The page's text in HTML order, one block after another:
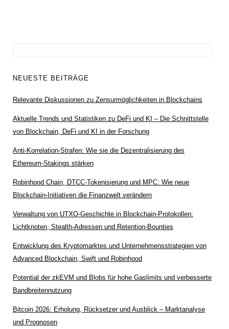
NEUESTE BEITRÄGE
Relevante Diskussionen zu Zensurmöglichkeiten in Blockchains
Aktuelle Trends und Statistiken zu DeFi und KI – Die Schnittstelle
von Blockchain, DeFi und KI in der Forschung
Anti-Korrelation-Strafen: Wie sie die Dezentralisierung des
Ethereum-Stakings stärken
Robinhood Chain, DTCC-Tokenisierung und MPC: Wie neue
Blockchain-Initiativen die Finanzwelt verändern
Verwaltung von UTXO-Geschichte in Blockchain-Protokollen:
Lichtknoten, Stealth-Adressen und Retention-Bounties
Entwicklung des Kryptomarktes und Unternehmensstrategien von
Advanced Blockchain, Swift und Robinhood
Potential der zkEVM und Blobs für hohe Gaslimits und verbesserte
Bandbreitennutzung
Bitcoin 2026: Erholung, Rücksetzer und Ausblick – Marktanalyse
und Prognosen